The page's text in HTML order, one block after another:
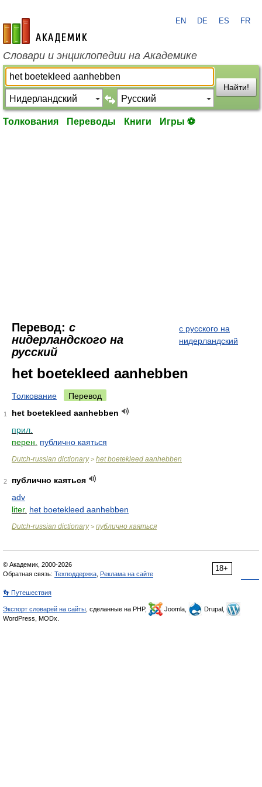
academic.ru
EN DE ES FR
Словари и энциклопедии на Академике
Найти!
Толкования Переводы Книги Игры ⚽
Перевод: с
нидерландского на
русский
с русского на
нидерландский
het boetekleed aanhebben
Толкование Перевод
1
het boetekleed aanhebben
прил.
перен.
публично каяться
Dutch-russian dictionary> het boetekleed aanhebben
2
публично каяться
adv
liter. het boetekleed aanhebben
Dutch-russian dictionary> публично каяться
18+
© Академик, 2000-2026
Обратная связь: Техподдержка Реклама на сайте
👣 Путешествия
Экспорт словарей на сайты , сделанные на PHP, Joomla,
Drupal,
WordPress, MODx.